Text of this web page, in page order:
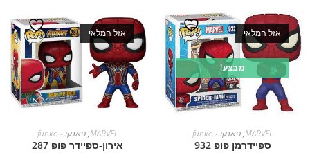
אזל המלאי
מבצע!
מידע נוסףMARVEL
,פאנקו - funko
ספיידרמן פופ 932
אזל המלאי
מידע נוסףMARVEL
,פאנקו - funko
אירון-ספיידר פופ 287